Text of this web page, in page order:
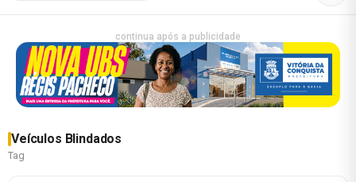
continua após a publicidade
Veículos Blindados
Tag